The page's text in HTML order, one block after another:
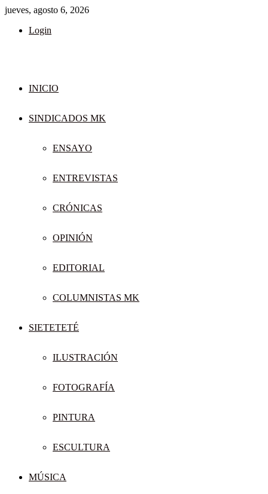
jueves, agosto 6, 2026
Login
INICIO
SINDICADOS MK
ENSAYO
ENTREVISTAS
CRÓNICAS
OPINIÓN
EDITORIAL
COLUMNISTAS MK
SIETETETÉ
ILUSTRACIÓN
FOTOGRAFÍA
PINTURA
ESCULTURA
MÚSICA